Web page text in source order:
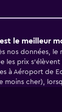
le meilleur
nos données,
les prix
à Aéroport de
moins cher),